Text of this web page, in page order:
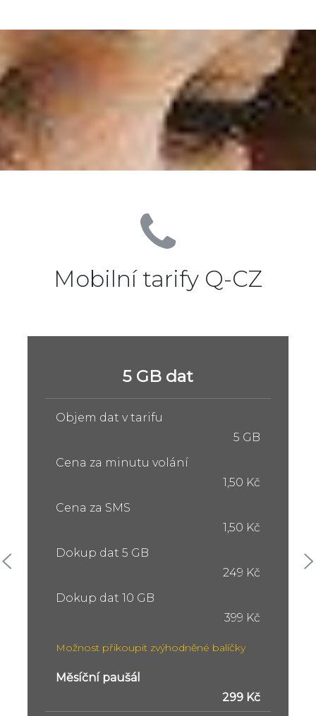
Mobilní tarify Q-CZ
5 GB dat
Objem dat v tarifu
5 GB
Cena za minutu volání
1,50 Kč
Cena za SMS
1,50 Kč
Dokup dat 5 GB
249 Kč
Dokup dat 10 GB
399 Kč
Možnost přikoupit zvýhodněné balíčky
Měsíční paušál
299 Kč